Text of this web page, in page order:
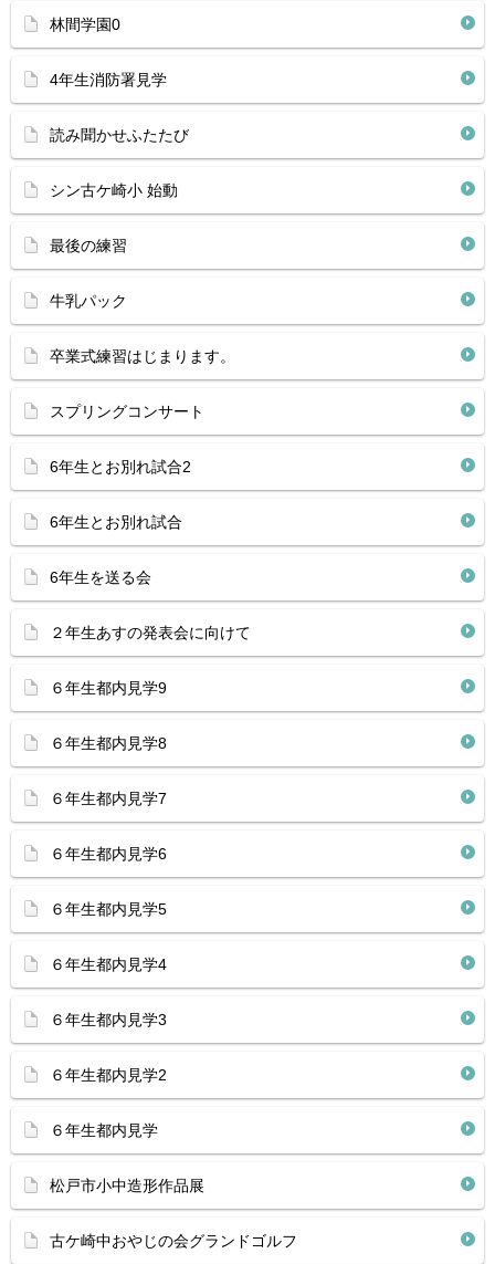
林間学園0
4年生消防署見学
読み聞かせふたたび
シン古ケ崎小 始動
最後の練習
牛乳パック
卒業式練習はじまります。
スプリングコンサート
6年生とお別れ試合2
6年生とお別れ試合
6年生を送る会
２年生あすの発表会に向けて
６年生都内見学9
６年生都内見学8
６年生都内見学7
６年生都内見学6
６年生都内見学5
６年生都内見学4
６年生都内見学3
６年生都内見学2
６年生都内見学
松戸市小中造形作品展
古ケ崎中おやじの会グランドゴルフ